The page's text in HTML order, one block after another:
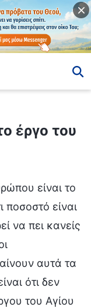
έργο του
είναι το
ποσοστό είναι
να πει κανείς
αυτά τα
ότι δεν
του Αγίου